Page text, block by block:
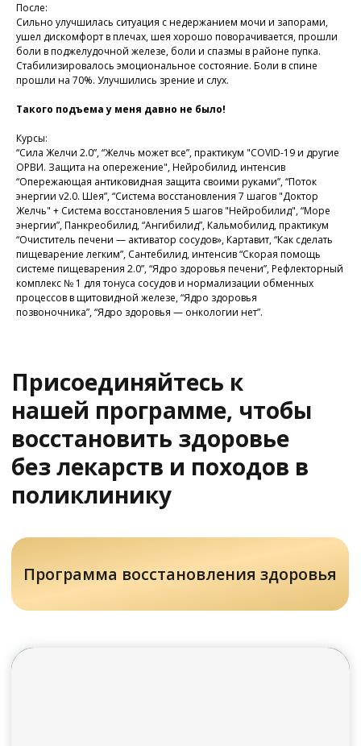
После:
Сильно улучшилась ситуация с недержанием мочи и запорами,
ушел дискомфорт в плечах, шея хорошо поворачивается, прошли
боли в поджелудочной железе, боли и спазмы в районе пупка.
Стабилизировалось эмоциональное состояние. Боли в спине
прошли на 70%. Улучшились зрение и слух.
Такого подъема у меня давно не было!
Курсы:
“Сила Желчи 2.0”, “Желчь может все”, практикум "COVID-19 и другие
ОРВИ. Защита на опережение", Нейробилид, интенсив
“Опережающая антиковидная защита своими руками”, “Поток
энергии v2.0. Шея”, “Система восстановления 7 шагов "Доктор
Желчь" + Система восстановления 5 шагов "Нейробилид", “Море
энергии”, Панкреобилид, “Ангибилид”, Кальмобилид, практикум
“Очиститель печени — активатор сосудов», Картавит, “Как сделать
пищеварение легким”, Сантебилид, интенсив “Скорая помощь
системе пищеварения 2.0”, “Ядро здоровья печени”, Рефлекторный
комплекс № 1 для тонуса сосудов и нормализации обменных
процессов в щитовидной железе, “Ядро здоровья
позвоночника”, “Ядро здоровья — онкологии нет”.
Присоединяйтесь к
нашей программе, чтобы
восстановить здоровье
без лекарств и походов в
поликлинику
У Вас остались вопросы?
Хотите проконсультироваться
с нашим специалистом?
Задать вопрос
Напишите нам в службу заботы
Программа восстановления здоровья